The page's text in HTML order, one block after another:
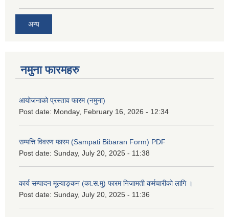
अन्य
नमुना फारमहरु
आयोजनाको प्रस्ताव फारम (नमुना)
Post date: Monday, February 16, 2026 - 12:34
सम्पत्ति विवरण फारम (Sampati Bibaran Form) PDF
Post date: Sunday, July 20, 2025 - 11:38
कार्य सम्पादन मूल्याङ्कन (का.स.मु) फारम निजामती कर्मचारीको लागि ।
Post date: Sunday, July 20, 2025 - 11:36